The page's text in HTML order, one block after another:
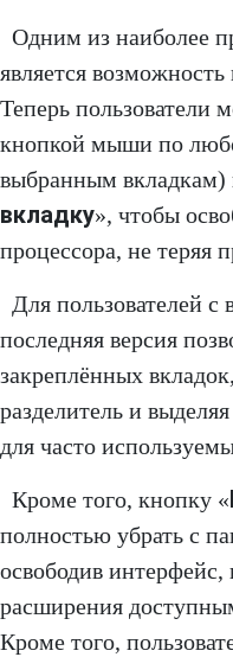
Одним из наиболее
является
Теперь пользователи
кнопкой мыши по
выбранным вкладкам)
вкладку», чтобы
процессора, не теряя
Для пользователей
последняя версия
закреплённых
разделитель и
для часто
Кроме того, кнопку «
полностью убрать с
освободив
расширения
Кроме того,